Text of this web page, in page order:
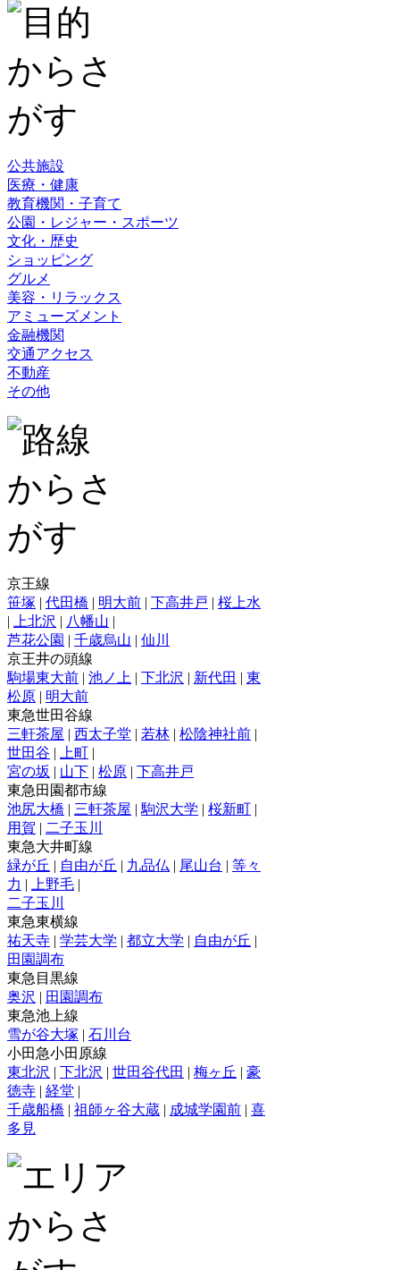
公共施設
医療・健康
教育機関・子育て
公園・レジャー・スポーツ
文化・歴史
ショッピング
グルメ
美容・リラックス
アミューズメント
金融機関
交通アクセス
不動産
その他
京王線
笹塚 | 代田橋 | 明大前 | 下高井戸 | 桜上水
|
上北沢 | 八幡山 |
芦花公園 | 千歳烏山 | 仙川
京王井の頭線
駒場東大前 | 池ノ上 | 下北沢 | 新代田 | 東
松原 | 明大前
東急世田谷線
三軒茶屋 | 西太子堂 | 若林 | 松陰神社前 |
世田谷 | 上町 |
宮の坂 | 山下 | 松原 | 下高井戸
東急田園都市線
池尻大橋 | 三軒茶屋 | 駒沢大学 | 桜新町 |
用賀 | 二子玉川
東急大井町線
緑が丘 | 自由が丘 | 九品仏 | 尾山台 | 等々
力 | 上野毛 |
二子玉川
東急東横線
祐天寺 | 学芸大学 | 都立大学 | 自由が丘 |
田園調布
東急目黒線
奥沢 | 田園調布
東急池上線
雪が谷大塚 | 石川台
小田急小田原線
東北沢 | 下北沢 | 世田谷代田 | 梅ヶ丘 | 豪
徳寺 | 経堂 |
千歳船橋 | 祖師ヶ谷大蔵 | 成城学園前 | 喜
多見